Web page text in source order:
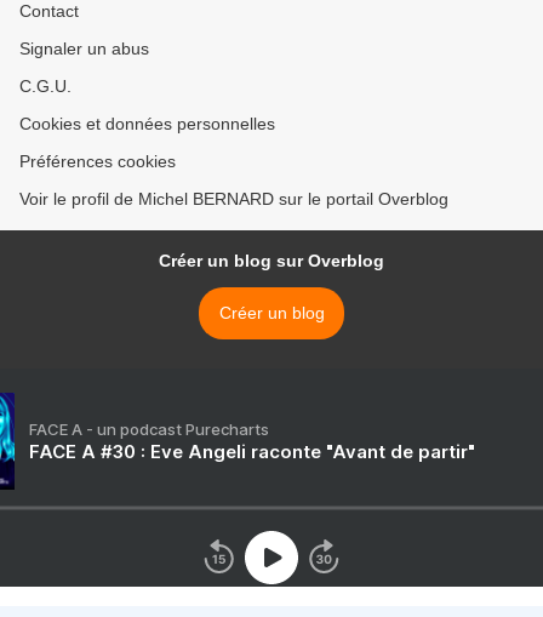
Contact
Signaler un abus
C.G.U.
Cookies et données personnelles
Préférences cookies
Voir le profil de Michel BERNARD sur le portail Overblog
Créer un blog sur Overblog
Créer un blog
FACE A - un podcast Purecharts
FACE A #30 : Eve Angeli raconte "Avant de partir"